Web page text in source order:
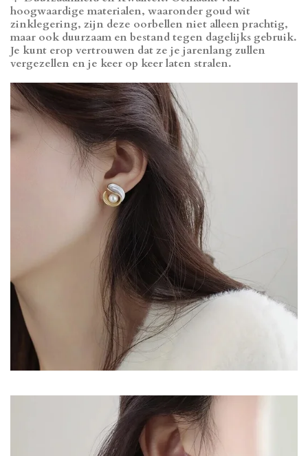
hoogwaardige materialen, waaronder goud wit
zinklegering, zijn deze oorbellen niet alleen prachtig,
maar ook duurzaam en bestand tegen dagelijks gebruik.
Je kunt erop vertrouwen dat ze je jarenlang zullen
vergezellen en je keer op keer laten stralen.